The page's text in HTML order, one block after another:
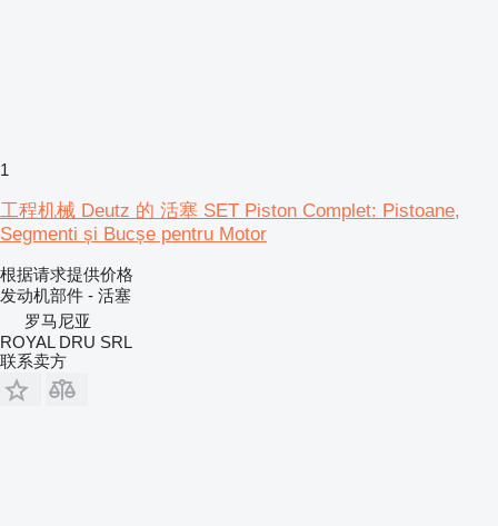
1
工程机械 Deutz 的 活塞 SET Piston Complet: Pistoane,
Segmenti și Bucșe pentru Motor
根据请求提供价格
发动机部件 - 活塞
罗马尼亚
ROYAL DRU SRL
联系卖方